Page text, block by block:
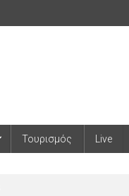
Τουρισμός Live